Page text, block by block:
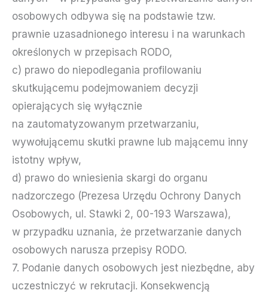
osobowych odbywa się na podstawie tzw.
prawnie uzasadnionego interesu i na warunkach
określonych w przepisach RODO,
c) prawo do niepodlegania profilowaniu
skutkującemu podejmowaniem decyzji
opierających się wyłącznie
na zautomatyzowanym przetwarzaniu,
wywołującemu skutki prawne lub mającemu inny
istotny wpływ,
d) prawo do wniesienia skargi do organu
nadzorczego (Prezesa Urzędu Ochrony Danych
Osobowych, ul. Stawki 2, 00-193 Warszawa),
w przypadku uznania, że przetwarzanie danych
osobowych narusza przepisy RODO.
7. Podanie danych osobowych jest niezbędne, aby
uczestniczyć w rekrutacji. Konsekwencją